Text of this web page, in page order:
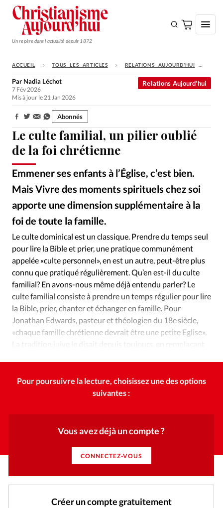
Un repère dans l'actualité depuis 1872
S'ABONNER
Monde
Opinions
Tous les articles
Faire un don
Se connecter
Édition: Internationale
Devise:CHF
RUBRIQUES
Tous les articles
Actualité chrétienne
Actualité internationale
Chronique
Culture
Dossier
Eglises Foi Génération réveil
Monde
Opinions
Publireportage
Relations Aujourd'hui
Société
Tour du monde des Eglises
Trait d'Ixène
ACCUEIL TOUS LES ARTICLES RELATIONS AUJOURD'HUI
Le culte familial, un pilier oublié
de la foi chrétienne
Emmener ses enfants à l’Église, c’est bien.
Mais Vivre des moments spirituels chez soi
apporte une dimension supplémentaire à la
foi de toute la famille.
Relations Aujourd'hui
Par Nadia Léchot
7 Fév 2026
Mis à jour le 21 Jan 2026
Partager: Abonnés
© halfpoint – Depositphotos / Selon Jason Heliopoulos, le culte familial façonne notre vie de famille.
Le culte dominical est un classique. Prendre du temps seul
pour lire la Bible et prier, une pratique communément
appelée «culte personnel», en est un autre, peut-être plus
connu que pratiqué régulièrement. Qu’en est-il du culte
familial? En avons-nous même déjà entendu parler? Le
culte familial consiste à prendre un temps régulier pour lire
la Bible, prier, chanter et échanger en famille. Pour
Jonathan Edwards, pasteur et théologien du 18e siècle,
«chaque famille chrétienne devrait être une petite Eglise».
La tradition juive le disait depuis toujours, en remplaçant
Pour poursuivre la lecture, choisissez une des options
suivantes :
Vous avez déjà un compte ?
CONNECTEZ-VOUS
Créer un compte gratuitement